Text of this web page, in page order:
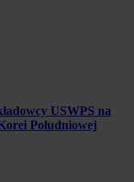
USWPS na
Południowej